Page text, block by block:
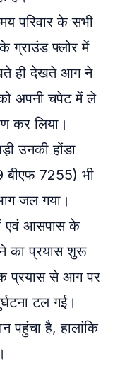
परिवार के सभी
ग्राउंड फ्लोर में
ही देखते आग ने
अपनी चपेट में ले
कर लिया।
उनकी होंडा
बीएफ 7255) भी
जल गया।
एवं आसपास के
का प्रयास शुरू
प्रयास से आग पर
टल गई।
पहुंचा है, हालांकि